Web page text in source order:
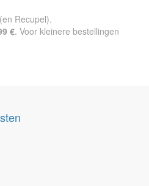
Recupel).
€. Voor kleinere bestellingen